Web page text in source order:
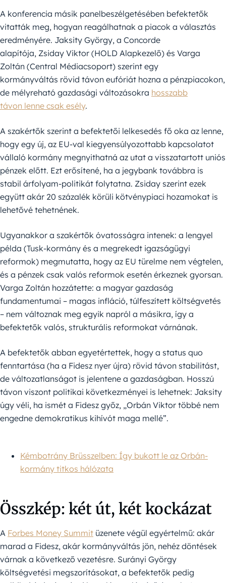
A konferencia másik panelbeszélgetésében befektetők
vitatták meg, hogyan reagálhatnak a piacok a választás
eredményére. Jaksity György, a Concorde
alapítója, Zsiday Viktor (HOLD Alapkezelő) és Varga
Zoltán (Central Médiacsoport) szerint egy
kormányváltás rövid távon eufóriát hozna a pénzpiacokon,
de mélyreható gazdasági változásokra hosszabb
távon lenne csak esély.
A szakértők szerint a befektetői lelkesedés fő oka az lenne,
hogy egy új, az EU-val kiegyensúlyozottabb kapcsolatot
vállaló kormány megnyithatná az utat a visszatartott uniós
pénzek előtt. Ezt erősítené, ha a jegybank továbbra is
stabil árfolyam-politikát folytatna. Zsiday szerint ezek
együtt akár 20 százalék körüli kötvénypiaci hozamokat is
lehetővé tehetnének.
Ugyanakkor a szakértők óvatosságra intenek: a lengyel
példa (Tusk-kormány és a megrekedt igazságügyi
reformok) megmutatta, hogy az EU türelme nem végtelen,
és a pénzek csak valós reformok esetén érkeznek gyorsan.
Varga Zoltán hozzátette: a magyar gazdaság
fundamentumai – magas infláció, túlfeszített költségvetés
– nem változnak meg egyik napról a másikra, így a
befektetők valós, strukturális reformokat várnának.
A befektetők abban egyetértettek, hogy a status quo
fenntartása (ha a Fidesz nyer újra) rövid távon stabilitást,
de változatlanságot is jelentene a gazdaságban. Hosszú
távon viszont politikai következményei is lehetnek: Jaksity
úgy véli, ha ismét a Fidesz győz, „Orbán Viktor többé nem
engedne demokratikus kihívót maga mellé”.
Kémbotrány Brüsszelben: Így bukott le az Orbán-
kormány titkos hálózata
Összkép: két út, két kockázat
A Forbes Money Summit üzenete végül egyértelmű: akár
marad a Fidesz, akár kormányváltás jön, nehéz döntések
várnak a következő vezetésre. Surányi György
költségvetési megszorításokat, a befektetők pedig